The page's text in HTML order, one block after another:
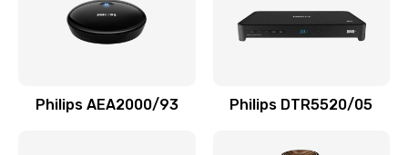
Заказать
Philips AEA2000/93 Philips DTR5520/05